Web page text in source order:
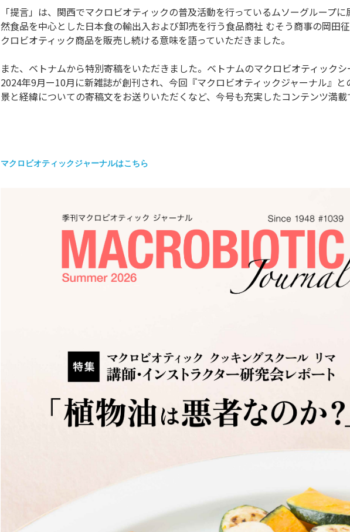
「提言」は、関西でマクロビオティックの普及活動を行っているムソーグループ
然食品を中心とした日本食の輸出入および卸売を行う食品商社 むそう商事の岡田
クロビオティック商品を販売し続ける意味を語っていただきました。
また、ベトナムから特別寄稿をいただきました。ベトナムのマクロビオティックシ
2024年9月ー10月に新雑誌が創刊され、今回『マクロビオティックジャーナル』
景と経緯についての寄稿文をお送りいただくなど、今号も充実したコンテンツ満載
マクロビオティックジャーナルはこちら